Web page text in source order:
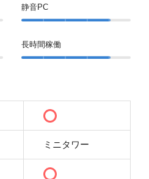
静音PC
長時間稼働
ミニタワー